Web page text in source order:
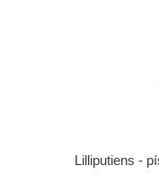
Lilliputiens -